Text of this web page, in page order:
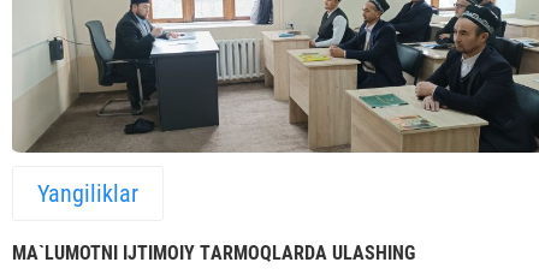
Yangiliklar
MА`LUMOTNI IJTIMOIY TАRMOQLАRDА ULАSHING